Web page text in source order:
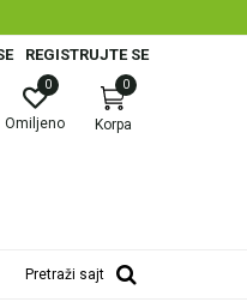
REGISTRUJTE SE
Korpa
0
Omiljeno
0
Pretraži sajt